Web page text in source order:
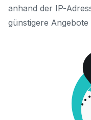
anhand der IP-
günstigere